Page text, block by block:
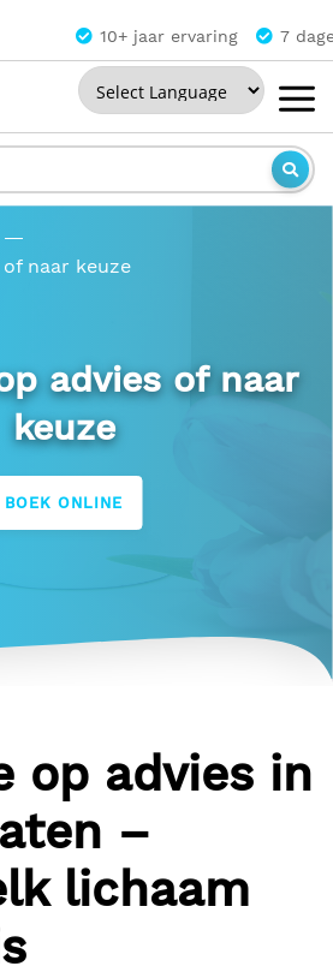
10+ jaar ervaring 7
Powered by
of naar keuze
advies of naar
keuze
BOEK ONLINE
op advies in
–
lichaam